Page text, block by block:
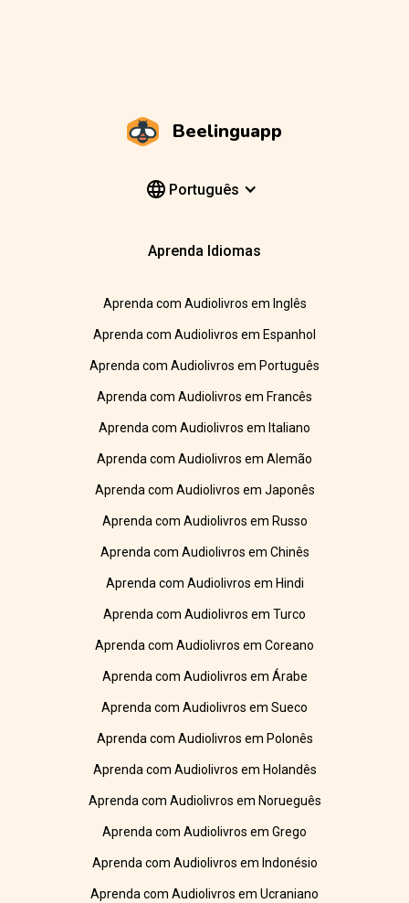
Beelinguapp
Português
Aprenda Idiomas
Aprenda com Audiolivros em Inglês
Aprenda com Audiolivros em Espanhol
Aprenda com Audiolivros em Português
Aprenda com Audiolivros em Francês
Aprenda com Audiolivros em Italiano
Aprenda com Audiolivros em Alemão
Aprenda com Audiolivros em Japonês
Aprenda com Audiolivros em Russo
Aprenda com Audiolivros em Chinês
Aprenda com Audiolivros em Hindi
Aprenda com Audiolivros em Turco
Aprenda com Audiolivros em Coreano
Aprenda com Audiolivros em Árabe
Aprenda com Audiolivros em Sueco
Aprenda com Audiolivros em Polonês
Aprenda com Audiolivros em Holandês
Aprenda com Audiolivros em Norueguês
Aprenda com Audiolivros em Grego
Aprenda com Audiolivros em Indonésio
Aprenda com Audiolivros em Ucraniano